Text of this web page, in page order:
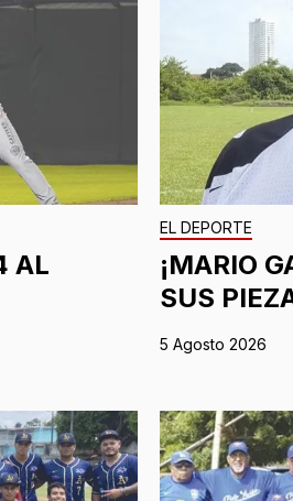
AL
EL DEPORTE
¡MARIO
SUS
5 Agosto 2026